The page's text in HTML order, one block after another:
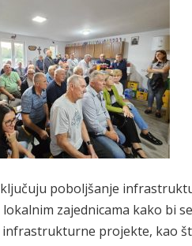
poboljšanje
zajednicama kako bi
projekte, kao